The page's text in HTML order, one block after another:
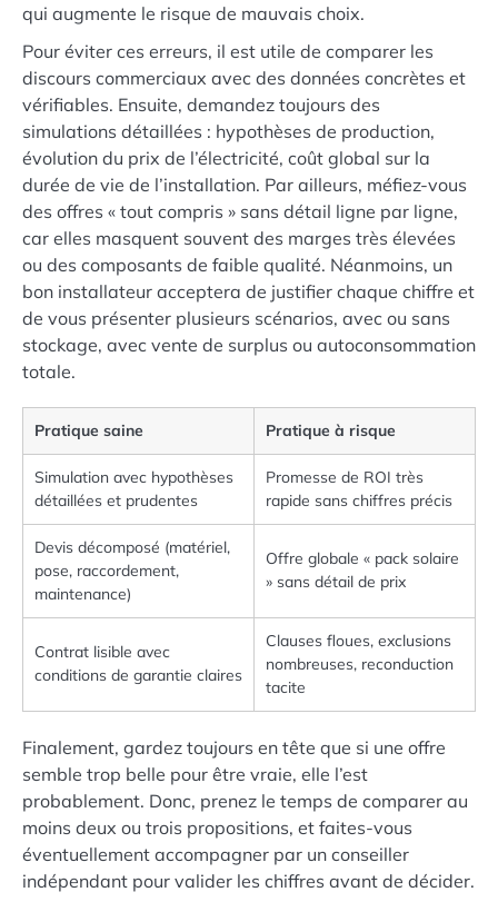
qui augmente le risque de mauvais choix.
Pour éviter ces erreurs, il est utile de comparer les
discours commerciaux avec des données concrètes et
vérifiables. Ensuite, demandez toujours des
simulations détaillées : hypothèses de production,
évolution du prix de l’électricité, coût global sur la
durée de vie de l’installation. Par ailleurs, méfiez-vous
des offres « tout compris » sans détail ligne par ligne,
car elles masquent souvent des marges très élevées
ou des composants de faible qualité. Néanmoins, un
bon installateur acceptera de justifier chaque chiffre et
de vous présenter plusieurs scénarios, avec ou sans
stockage, avec vente de surplus ou autoconsommation
totale.
Pratique saine Pratique à risque
Simulation avec hypothèses
détaillées et prudentes
Promesse de ROI très
rapide sans chiffres précis
Devis décomposé (matériel,
pose, raccordement,
maintenance)
Offre globale « pack solaire
» sans détail de prix
Contrat lisible avec
conditions de garantie claires
Clauses floues, exclusions
nombreuses, reconduction
tacite
Finalement, gardez toujours en tête que si une offre
semble trop belle pour être vraie, elle l’est
probablement. Donc, prenez le temps de comparer au
moins deux ou trois propositions, et faites-vous
éventuellement accompagner par un conseiller
indépendant pour valider les chiffres avant de décider.